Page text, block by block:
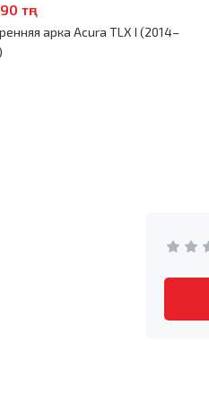
тңг
арка Acura TLX I (2014–